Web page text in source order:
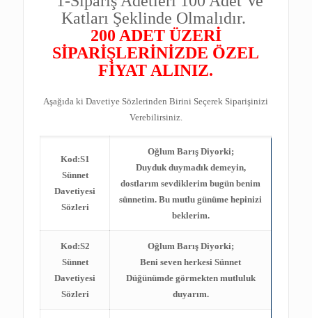
Katları Şeklinde Olmalıdır.
200 ADET ÜZERİ
SİPARİŞLERİNİZDE ÖZEL
FİYAT ALINIZ.
Aşağıda ki Davetiye Sözlerinden Birini Seçerek Siparişinizi
Verebilirsiniz.
Kod:S1
Sünnet
Davetiyesi
Sözleri
Oğlum Barış Diyorki;
Duyduk duymadık demeyin,
dostlarım sevdiklerim bugün benim
sünnetim. Bu mutlu günüme hepinizi
beklerim.
Kod:S2
Sünnet
Davetiyesi
Sözleri
Oğlum Barış Diyorki;
Beni seven herkesi Sünnet
Düğünümde görmekten mutluluk
duyarım.